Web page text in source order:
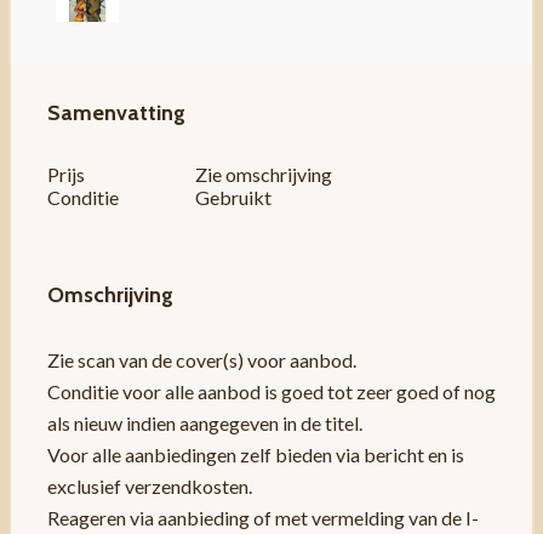
Samenvatting
Prijs
Zie omschrijving
Conditie
Gebruikt
Omschrijving
Zie scan van de cover(s) voor aanbod.
Conditie voor alle aanbod is goed tot zeer goed of nog
als nieuw indien aangegeven in de titel.
Voor alle aanbiedingen zelf bieden via bericht en is
exclusief verzendkosten.
Reageren via aanbieding of met vermelding van de I-